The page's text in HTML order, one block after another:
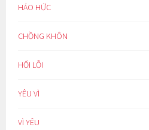
HÁO HỨC
CHỒNG KHÔN
HỐI LỖI
YÊU VÌ
VÌ YÊU